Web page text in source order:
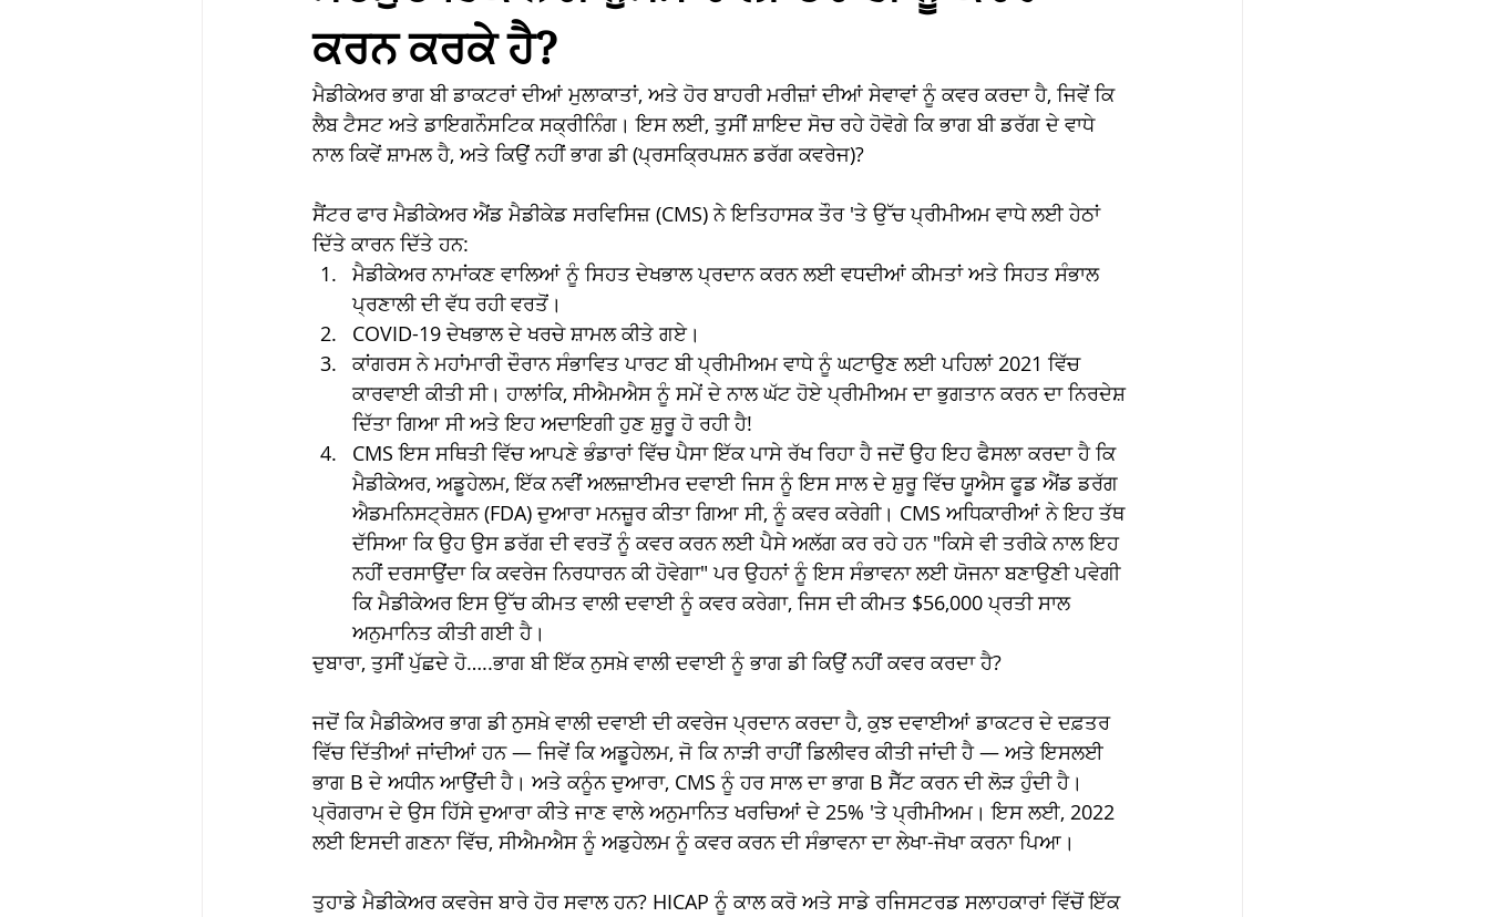
ਕਰਨ ਕਰਕੇ ਹੈ?
ਮੈਡੀਕੇਅਰ ਭਾਗ ਬੀ ਡਾਕਟਰਾਂ ਦੀਆਂ ਮੁਲਾਕਾਤਾਂ, ਅਤੇ ਹੋਰ ਬਾਹਰੀ ਮਰੀਜ਼ਾਂ ਦੀਆਂ ਸੇਵਾਵਾਂ ਨੂੰ ਕਵਰ ਕਰਦਾ ਹੈ, ਜਿਵੇਂ ਕਿ
ਲੈਬ ਟੈਸਟ ਅਤੇ ਡਾਇਗਨੌਸਟਿਕ ਸਕ੍ਰੀਨਿੰਗ। ਇਸ ਲਈ, ਤੁਸੀਂ ਸ਼ਾਇਦ ਸੋਚ ਰਹੇ ਹੋਵੋਗੇ ਕਿ ਭਾਗ ਬੀ ਡਰੱਗ ਦੇ ਵਾਧੇ
ਨਾਲ ਕਿਵੇਂ ਸ਼ਾਮਲ ਹੈ, ਅਤੇ ਕਿਉਂ ਨਹੀਂ ਭਾਗ ਡੀ (ਪ੍ਰਸਕ੍ਰਿਪਸ਼ਨ ਡਰੱਗ ਕਵਰੇਜ)?
ਸੈਂਟਰ ਫਾਰ ਮੈਡੀਕੇਅਰ ਐਂਡ ਮੈਡੀਕੇਡ ਸਰਵਿਸਿਜ਼ (CMS) ਨੇ ਇਤਿਹਾਸਕ ਤੌਰ 'ਤੇ ਉੱਚ ਪ੍ਰੀਮੀਅਮ ਵਾਧੇ ਲਈ ਹੇਠਾਂ
ਦਿੱਤੇ ਕਾਰਨ ਦਿੱਤੇ ਹਨ:
ਮੈਡੀਕੇਅਰ ਨਾਮਾਂਕਣ ਵਾਲਿਆਂ ਨੂੰ ਸਿਹਤ ਦੇਖਭਾਲ ਪ੍ਰਦਾਨ ਕਰਨ ਲਈ ਵਧਦੀਆਂ ਕੀਮਤਾਂ ਅਤੇ ਸਿਹਤ ਸੰਭਾਲ
ਪ੍ਰਣਾਲੀ ਦੀ ਵੱਧ ਰਹੀ ਵਰਤੋਂ।
COVID-19 ਦੇਖਭਾਲ ਦੇ ਖਰਚੇ ਸ਼ਾਮਲ ਕੀਤੇ ਗਏ।
ਕਾਂਗਰਸ ਨੇ ਮਹਾਂਮਾਰੀ ਦੌਰਾਨ ਸੰਭਾਵਿਤ ਪਾਰਟ ਬੀ ਪ੍ਰੀਮੀਅਮ ਵਾਧੇ ਨੂੰ ਘਟਾਉਣ ਲਈ ਪਹਿਲਾਂ 2021 ਵਿੱਚ
ਕਾਰਵਾਈ ਕੀਤੀ ਸੀ। ਹਾਲਾਂਕਿ, ਸੀਐਮਐਸ ਨੂੰ ਸਮੇਂ ਦੇ ਨਾਲ ਘੱਟ ਹੋਏ ਪ੍ਰੀਮੀਅਮ ਦਾ ਭੁਗਤਾਨ ਕਰਨ ਦਾ ਨਿਰਦੇਸ਼
ਦਿੱਤਾ ਗਿਆ ਸੀ ਅਤੇ ਇਹ ਅਦਾਇਗੀ ਹੁਣ ਸ਼ੁਰੂ ਹੋ ਰਹੀ ਹੈ!
CMS ਇਸ ਸਥਿਤੀ ਵਿੱਚ ਆਪਣੇ ਭੰਡਾਰਾਂ ਵਿੱਚ ਪੈਸਾ ਇੱਕ ਪਾਸੇ ਰੱਖ ਰਿਹਾ ਹੈ ਜਦੋਂ ਉਹ ਇਹ ਫੈਸਲਾ ਕਰਦਾ ਹੈ ਕਿ
ਮੈਡੀਕੇਅਰ, ਅਡੂਹੇਲਮ, ਇੱਕ ਨਵੀਂ ਅਲਜ਼ਾਈਮਰ ਦਵਾਈ ਜਿਸ ਨੂੰ ਇਸ ਸਾਲ ਦੇ ਸ਼ੁਰੂ ਵਿੱਚ ਯੂਐਸ ਫੂਡ ਐਂਡ ਡਰੱਗ
ਐਡਮਨਿਸਟ੍ਰੇਸ਼ਨ (FDA) ਦੁਆਰਾ ਮਨਜ਼ੂਰ ਕੀਤਾ ਗਿਆ ਸੀ, ਨੂੰ ਕਵਰ ਕਰੇਗੀ। CMS ਅਧਿਕਾਰੀਆਂ ਨੇ ਇਹ ਤੱਥ
ਦੱਸਿਆ ਕਿ ਉਹ ਉਸ ਡਰੱਗ ਦੀ ਵਰਤੋਂ ਨੂੰ ਕਵਰ ਕਰਨ ਲਈ ਪੈਸੇ ਅਲੱਗ ਕਰ ਰਹੇ ਹਨ "ਕਿਸੇ ਵੀ ਤਰੀਕੇ ਨਾਲ ਇਹ
ਨਹੀਂ ਦਰਸਾਉਂਦਾ ਕਿ ਕਵਰੇਜ ਨਿਰਧਾਰਨ ਕੀ ਹੋਵੇਗਾ" ਪਰ ਉਹਨਾਂ ਨੂੰ ਇਸ ਸੰਭਾਵਨਾ ਲਈ ਯੋਜਨਾ ਬਣਾਉਣੀ ਪਵੇਗੀ
ਕਿ ਮੈਡੀਕੇਅਰ ਇਸ ਉੱਚ ਕੀਮਤ ਵਾਲੀ ਦਵਾਈ ਨੂੰ ਕਵਰ ਕਰੇਗਾ, ਜਿਸ ਦੀ ਕੀਮਤ $56,000 ਪ੍ਰਤੀ ਸਾਲ
ਅਨੁਮਾਨਿਤ ਕੀਤੀ ਗਈ ਹੈ।
ਦੁਬਾਰਾ, ਤੁਸੀਂ ਪੁੱਛਦੇ ਹੋ…..ਭਾਗ ਬੀ ਇੱਕ ਨੁਸਖ਼ੇ ਵਾਲੀ ਦਵਾਈ ਨੂੰ ਭਾਗ ਡੀ ਕਿਉਂ ਨਹੀਂ ਕਵਰ ਕਰਦਾ ਹੈ?
ਜਦੋਂ ਕਿ ਮੈਡੀਕੇਅਰ ਭਾਗ ਡੀ ਨੁਸਖ਼ੇ ਵਾਲੀ ਦਵਾਈ ਦੀ ਕਵਰੇਜ ਪ੍ਰਦਾਨ ਕਰਦਾ ਹੈ, ਕੁਝ ਦਵਾਈਆਂ ਡਾਕਟਰ ਦੇ ਦਫ਼ਤਰ
ਵਿੱਚ ਦਿੱਤੀਆਂ ਜਾਂਦੀਆਂ ਹਨ — ਜਿਵੇਂ ਕਿ ਅਡੂਹੇਲਮ, ਜੋ ਕਿ ਨਾੜੀ ਰਾਹੀਂ ਡਿਲੀਵਰ ਕੀਤੀ ਜਾਂਦੀ ਹੈ — ਅਤੇ ਇਸਲਈ
ਭਾਗ B ਦੇ ਅਧੀਨ ਆਉਂਦੀ ਹੈ। ਅਤੇ ਕਨੂੰਨ ਦੁਆਰਾ, CMS ਨੂੰ ਹਰ ਸਾਲ ਦਾ ਭਾਗ B ਸੈੱਟ ਕਰਨ ਦੀ ਲੋੜ ਹੁੰਦੀ ਹੈ।
ਪ੍ਰੋਗਰਾਮ ਦੇ ਉਸ ਹਿੱਸੇ ਦੁਆਰਾ ਕੀਤੇ ਜਾਣ ਵਾਲੇ ਅਨੁਮਾਨਿਤ ਖਰਚਿਆਂ ਦੇ 25% 'ਤੇ ਪ੍ਰੀਮੀਅਮ। ਇਸ ਲਈ, 2022
ਲਈ ਇਸਦੀ ਗਣਨਾ ਵਿੱਚ, ਸੀਐਮਐਸ ਨੂੰ ਅਡੁਹੇਲਮ ਨੂੰ ਕਵਰ ਕਰਨ ਦੀ ਸੰਭਾਵਨਾ ਦਾ ਲੇਖਾ-ਜੋਖਾ ਕਰਨਾ ਪਿਆ।
ਤੁਹਾਡੇ ਮੈਡੀਕੇਅਰ ਕਵਰੇਜ ਬਾਰੇ ਹੋਰ ਸਵਾਲ ਹਨ? HICAP ਨੂੰ ਕਾਲ ਕਰੋ ਅਤੇ ਸਾਡੇ ਰਜਿਸਟਰਡ ਸਲਾਹਕਾਰਾਂ ਵਿੱਚੋਂ ਇੱਕ